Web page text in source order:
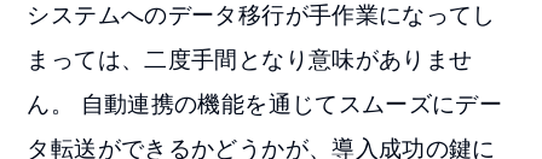
システムへのデータ移行が手作業になってし
まっては、二度手間となり意味がありませ
ん。 自動連携の機能を通じてスムーズにデー
タ転送ができるかどうかが、導入成功の鍵に